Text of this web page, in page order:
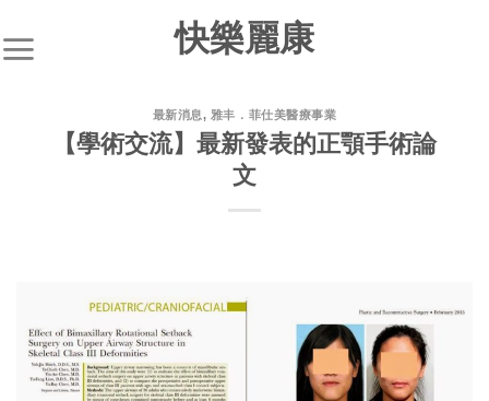
快樂麗康
最新消息, 雅丰．菲仕美醫療事業
【學術交流】最新發表的正顎手術論
文